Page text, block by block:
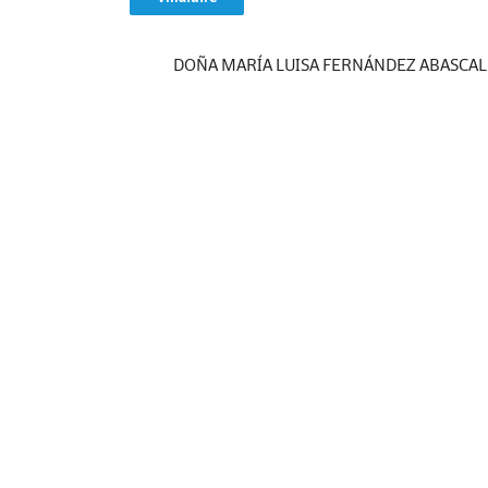
DOÑA MARÍA LUISA FERNÁNDEZ ABASCAL